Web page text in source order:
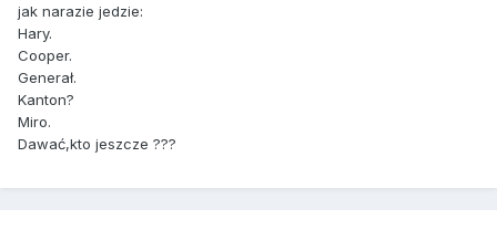
jak narazie jedzie:
Hary.
Cooper.
Generał.
Kanton?
Miro.
Dawać,kto jeszcze ???